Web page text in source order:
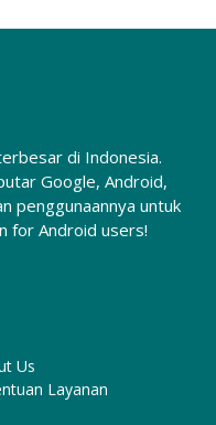
di Indonesia.
Google, Android,
penggunaannya untuk
for Android users!
Us
Layanan